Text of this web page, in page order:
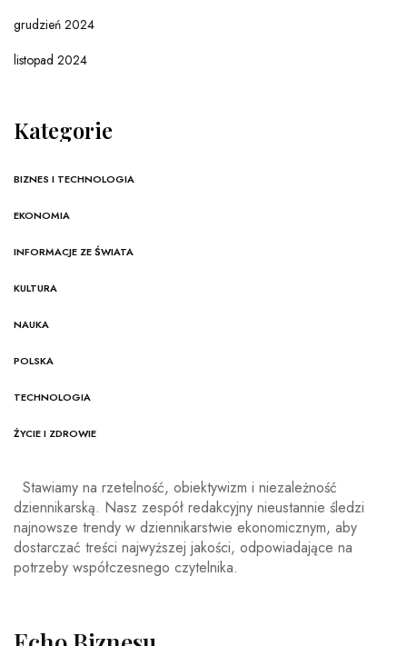
grudzień 2024
listopad 2024
Kategorie
BIZNES I TECHNOLOGIA
EKONOMIA
INFORMACJE ZE ŚWIATA
KULTURA
NAUKA
POLSKA
TECHNOLOGIA
ŻYCIE I ZDROWIE
Stawiamy na rzetelność, obiektywizm i niezależność
dziennikarską. Nasz zespół redakcyjny nieustannie śledzi
najnowsze trendy w dziennikarstwie ekonomicznym, aby
dostarczać treści najwyższej jakości, odpowiadające na
potrzeby współczesnego czytelnika.